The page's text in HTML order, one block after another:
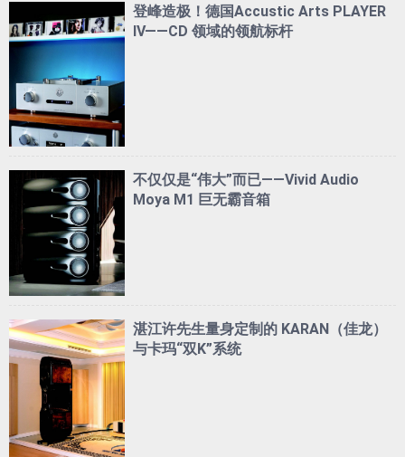
登峰造极！德国Accustic Arts PLAYER
IV——CD 领域的领航标杆
不仅仅是“伟大”而已——Vivid Audio
Moya M1 巨无霸音箱
湛江许先生量身定制的 KARAN（佳龙）
与卡玛“双K”系统